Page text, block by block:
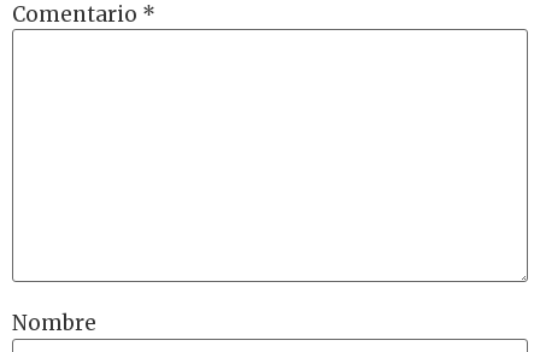
Comentario *
Nombre